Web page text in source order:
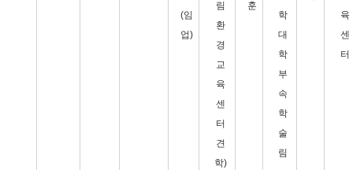
(임
업)
림
환
경
교
육
센
터
견
학)
훈
학
대
학
부
속
학
술
림
육
센
터